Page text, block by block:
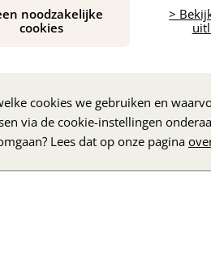
noodzakelijke
cookies
>
cookies we gebruiken en
via de cookie-instellingen
Lees dat op onze pagina